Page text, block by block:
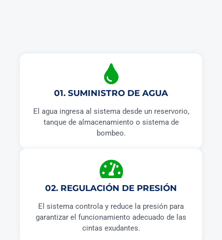
01. SUMINISTRO DE AGUA
El agua ingresa al sistema desde un reservorio,
tanque de almacenamiento o sistema de
bombeo.
02. REGULACIÓN DE PRESIÓN
El sistema controla y reduce la presión para
garantizar el funcionamiento adecuado de las
cintas exudantes.